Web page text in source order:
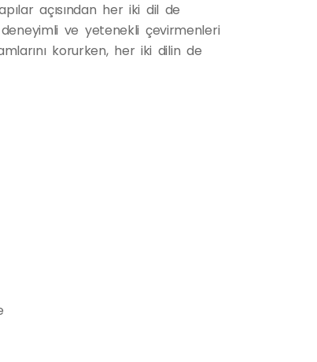
açısından her iki dil de
deneyimli ve yetenekli çevirmenleri
korurken, her iki dilin de